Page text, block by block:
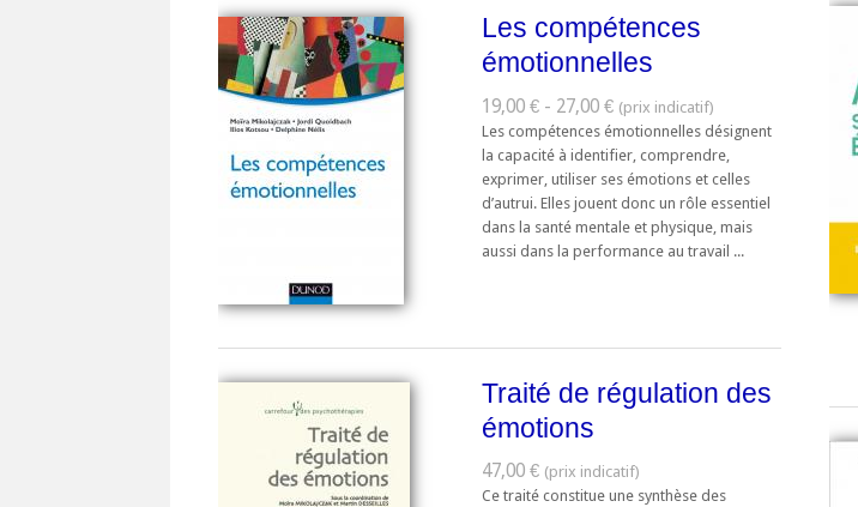
Les compétences
émotionnelles
19,00 € - 27,00 €
Les compétences émotionnelles désignent
la capacité à identifier, comprendre,
exprimer, utiliser ses émotions et celles
d’autrui. Elles jouent donc un rôle essentiel
dans la santé mentale et physique, mais
aussi dans la performance au travail ...
Traité de régulation des
émotions
47,00 €
Ce traité constitue une synthèse des